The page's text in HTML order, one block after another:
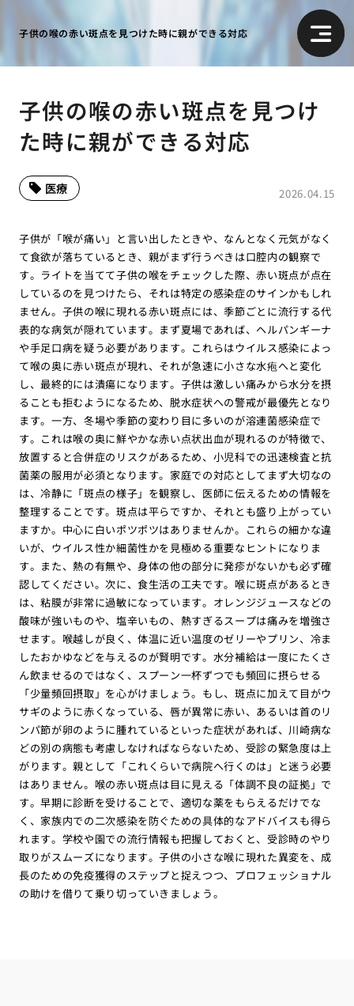
子供の喉の赤い斑点を見つけた時に親ができる対応
子供の喉の赤い斑点を見つけ
た時に親ができる対応
2026.04.15
医療
子供が「喉が痛い」と言い出したときや、なんとなく元気がなく
て食欲が落ちているとき、親がまず行うべきは口腔内の観察で
す。ライトを当てて子供の喉をチェックした際、赤い斑点が点在
しているのを見つけたら、それは特定の感染症のサインかもしれ
ません。子供の喉に現れる赤い斑点には、季節ごとに流行する代
表的な病気が隠れています。まず夏場であれば、ヘルパンギーナ
や手足口病を疑う必要があります。これらはウイルス感染によっ
て喉の奥に赤い斑点が現れ、それが急速に小さな水疱へと変化
し、最終的には潰瘍になります。子供は激しい痛みから水分を摂
ることも拒むようになるため、脱水症状への警戒が最優先となり
ます。一方、冬場や季節の変わり目に多いのが溶連菌感染症で
す。これは喉の奥に鮮やかな赤い点状出血が現れるのが特徴で、
放置すると合併症のリスクがあるため、小児科での迅速検査と抗
菌薬の服用が必須となります。家庭での対応としてまず大切なの
は、冷静に「斑点の様子」を観察し、医師に伝えるための情報を
整理することです。斑点は平らですか、それとも盛り上がってい
ますか。中心に白いポツポツはありませんか。これらの細かな違
いが、ウイルス性か細菌性かを見極める重要なヒントになりま
す。また、熱の有無や、身体の他の部分に発疹がないかも必ず確
認してください。次に、食生活の工夫です。喉に斑点があるとき
は、粘膜が非常に過敏になっています。オレンジジュースなどの
酸味が強いものや、塩辛いもの、熱すぎるスープは痛みを増強さ
せます。喉越しが良く、体温に近い温度のゼリーやプリン、冷ま
したおかゆなどを与えるのが賢明です。水分補給は一度にたくさ
ん飲ませるのではなく、スプーン一杯ずつでも頻回に摂らせる
「少量頻回摂取」を心がけましょう。もし、斑点に加えて目がウ
サギのように赤くなっている、唇が異常に赤い、あるいは首のリ
ンパ節が卵のように腫れているといった症状があれば、川崎病な
どの別の病態も考慮しなければならないため、受診の緊急度は上
がります。親として「これくらいで病院へ行くのは」と迷う必要
はありません。喉の赤い斑点は目に見える「体調不良の証拠」で
す。早期に診断を受けることで、適切な薬をもらえるだけでな
く、家族内での二次感染を防ぐための具体的なアドバイスも得ら
れます。学校や園での流行情報も把握しておくと、受診時のやり
取りがスムーズになります。子供の小さな喉に現れた異変を、成
長のための免疫獲得のステップと捉えつつ、プロフェッショナル
の助けを借りて乗り切っていきましょう。